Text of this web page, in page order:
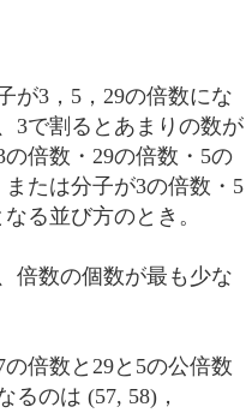
が3，5，29の倍数にな
3で割るとあまりの数が
倍数・29の倍数・5の
たは分子が3の倍数・5
る並び方のとき。
倍数の個数が最も少な
倍数と29と5の公倍数
るのは (57, 58)，